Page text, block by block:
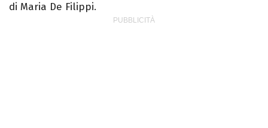
di Maria De Filippi.